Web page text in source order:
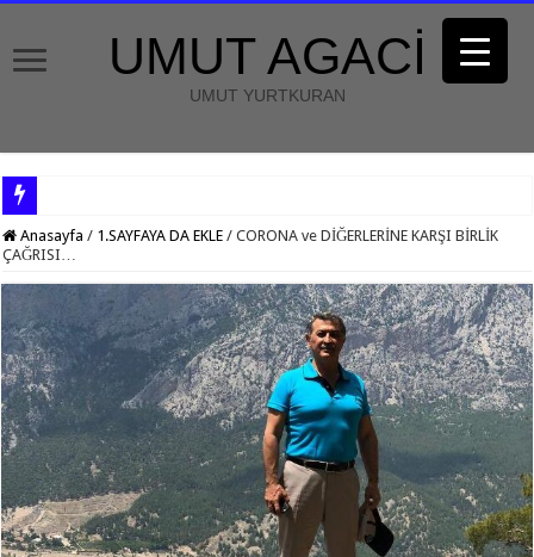
UMUT AGACİ
UMUT YURTKURAN
Anasayfa / 1.SAYFAYA DA EKLE / CORONA ve DİĞERLERİNE KARŞI BİRLİK
ÇAĞRISI…